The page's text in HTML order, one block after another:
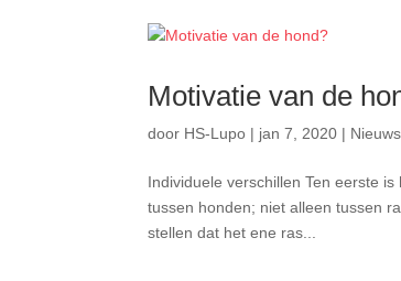
Motivatie van de
door HS-Lupo | jan 7, 2020 | Nieuws
Individuele verschillen Ten eerste
tussen honden; niet alleen tussen
stellen dat het ene ras...